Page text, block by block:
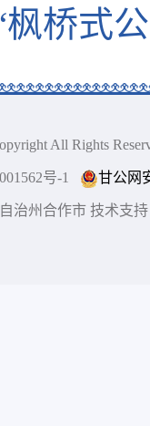
枫桥式
All Rights
号-1 甘公网
治州合作市 技术支